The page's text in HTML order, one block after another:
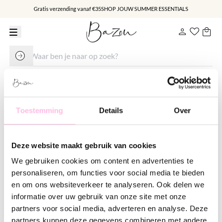
Toestemming Details Over
Deze website maakt gebruik van cookies
We gebruiken cookies om content en advertenties te
personaliseren, om functies voor social media te bieden
en om ons websiteverkeer te analyseren. Ook delen we
informatie over uw gebruik van onze site met onze
partners voor social media, adverteren en analyse. Deze
Gratis verzending vanaf €35SHOP JOUW SUMMER ESSENTIALS
Inloggen
E-mailadres
Wachtwoord
Inloggen